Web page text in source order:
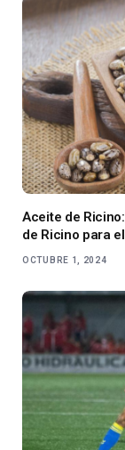
Aceite de
de Ricino para
OCTUBRE 1, 2024